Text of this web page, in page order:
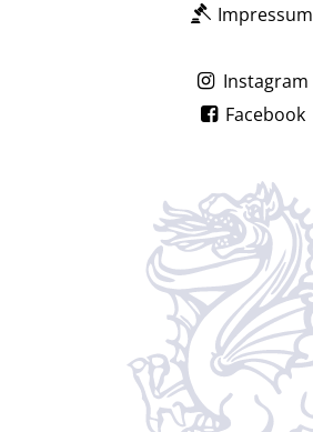
Impressum
Instagram
Facebook